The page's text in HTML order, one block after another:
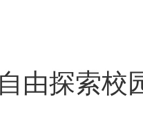
由探索校